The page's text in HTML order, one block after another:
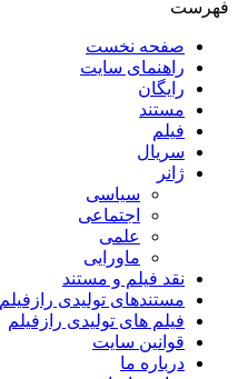
فهرست
صفحه نخست
راهنمای سایت
رایگان
مستند
فیلم
سریال
ژانر
سیاسی
اجتماعی
علمی
ماورایی
نقد فیلم و مستند
مستندهای تولیدی رازفیلم
فیلم های تولیدی رازفیلم
قوانین سایت
درباره ما